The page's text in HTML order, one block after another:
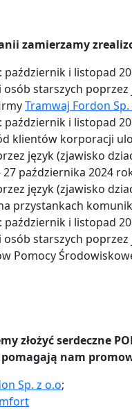
zamierzamy
październik i listopad
starszych
Tramwaj Fordon Sp.
październik i listopad
klientów korporacji
język (zjawisko
27 października 2024
język (zjawisko
przystankach
październik i listopad
starszych
Pomocy
złożyć serdeczne
nam
Sp. z o.o;